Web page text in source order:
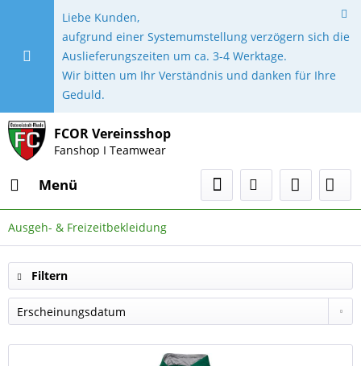
Liebe Kunden,
aufgrund einer Systemumstellung verzögern sich die
Auslieferungszeiten um ca. 3-4 Werktage.
Wir bitten um Ihr Verständnis und danken für Ihre
Geduld.
FCOR Vereinsshop
Fanshop I Teamwear
Menü
Ausgeh- & Freizeitbekleidung
Filtern